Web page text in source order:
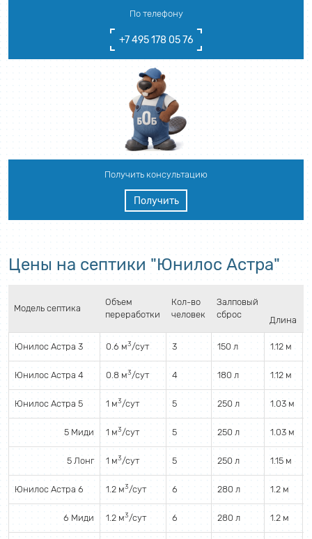
По телефону
+7 495 178 05 76
Получить консультацию
Получить
Цены на септики "Юнилос Астра"
Модель септика
Объем
переработки
Кол-во
человек
Залповый
сброс
Длина
Юнилос Астра 3 0.6 м3/сут 3 150 л 1.12 м
Юнилос Астра 4 0.8 м3/сут 4 180 л 1.12 м
Юнилос Астра 5 1 м3/сут 5 250 л 1.03 м
5 Миди 1 м3/сут 5 250 л 1.03 м
5 Лонг 1 м3/сут 5 250 л 1.15 м
Юнилос Астра 6 1.2 м3/сут 6 280 л 1.2 м
6 Миди 1.2 м3/сут 6 280 л 1.2 м